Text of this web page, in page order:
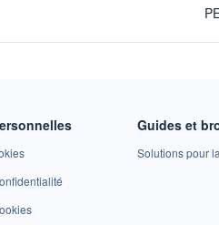
Guides et
Solutions pour